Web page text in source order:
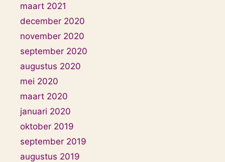
maart 2021
december 2020
november 2020
september 2020
augustus 2020
mei 2020
maart 2020
januari 2020
oktober 2019
september 2019
augustus 2019